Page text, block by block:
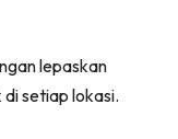
lepaskan
setiap lokasi.